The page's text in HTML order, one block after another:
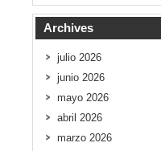
Archives
julio 2026
junio 2026
mayo 2026
abril 2026
marzo 2026